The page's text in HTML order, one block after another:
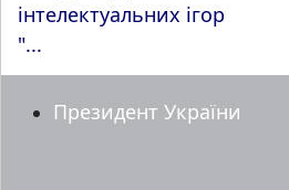
інтелектуальних ігор
"...
Президент України